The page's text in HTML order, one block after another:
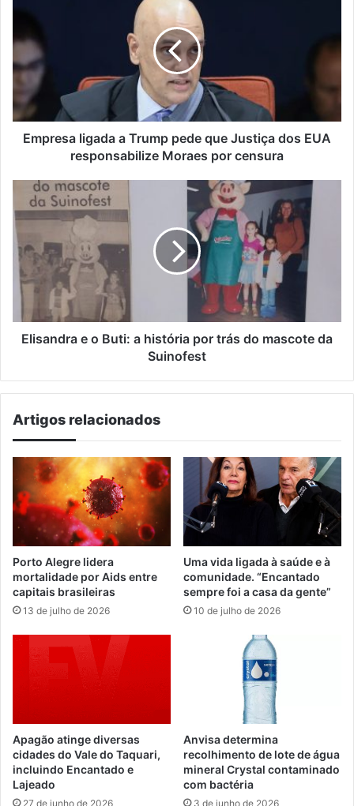
Trump
que
Justiça
dos
EUA
responsabilize
censura
Empresa ligada a Trump pede que Justiça dos EUA
responsabilize Moraes por censura
Elisandra
o
Buti:
história
por
do
mascote
Elisandra e o Buti: a história por trás do mascote da
Suinofest
Artigos relacionados
Porto Alegre lidera
mortalidade por Aids entre
capitais brasileiras
13 de julho de 2026
Uma vida ligada à saúde e à
comunidade. “Encantado
sempre foi a casa da gente”
10 de julho de 2026
Apagão atinge diversas
cidades do Vale do Taquari,
incluindo Encantado e
Lajeado
27 de junho de 2026
Anvisa determina
recolhimento de lote de água
mineral Crystal contaminado
com bactéria
3 de junho de 2026